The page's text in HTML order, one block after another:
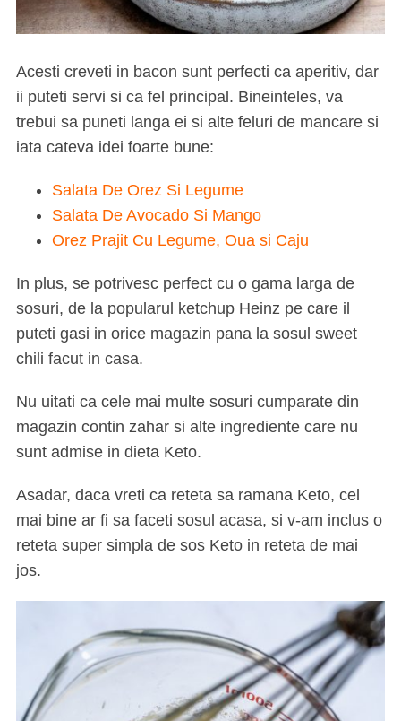
Acesti creveti in bacon sunt perfecti ca aperitiv, dar
ii puteti servi si ca fel principal. Bineinteles, va
trebui sa puneti langa ei si alte feluri de mancare si
iata cateva idei foarte bune:
Salata De Orez Si Legume
Salata De Avocado Si Mango
Orez Prajit Cu Legume, Oua si Caju
In plus, se potrivesc perfect cu o gama larga de
sosuri, de la popularul ketchup Heinz pe care il
puteti gasi in orice magazin pana la sosul sweet
chili facut in casa.
Nu uitati ca cele mai multe sosuri cumparate din
magazin contin zahar si alte ingrediente care nu
sunt admise in dieta Keto.
Asadar, daca vreti ca reteta sa ramana Keto, cel
mai bine ar fi sa faceti sosul acasa, si v-am inclus o
reteta super simpla de sos Keto in reteta de mai
jos.